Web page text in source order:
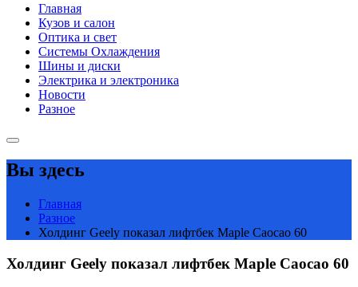
Главная
Кузов и салон
Оптика и свет
Системы Охлаждения
Шины и диски
Электрика и электроника
Новости
Разное
Вы здесь
Главная
Разное
Холдинг Geely показал лифтбек Maple Caocao 60
Холдинг Geely показал лифтбек Maple Caocao 60